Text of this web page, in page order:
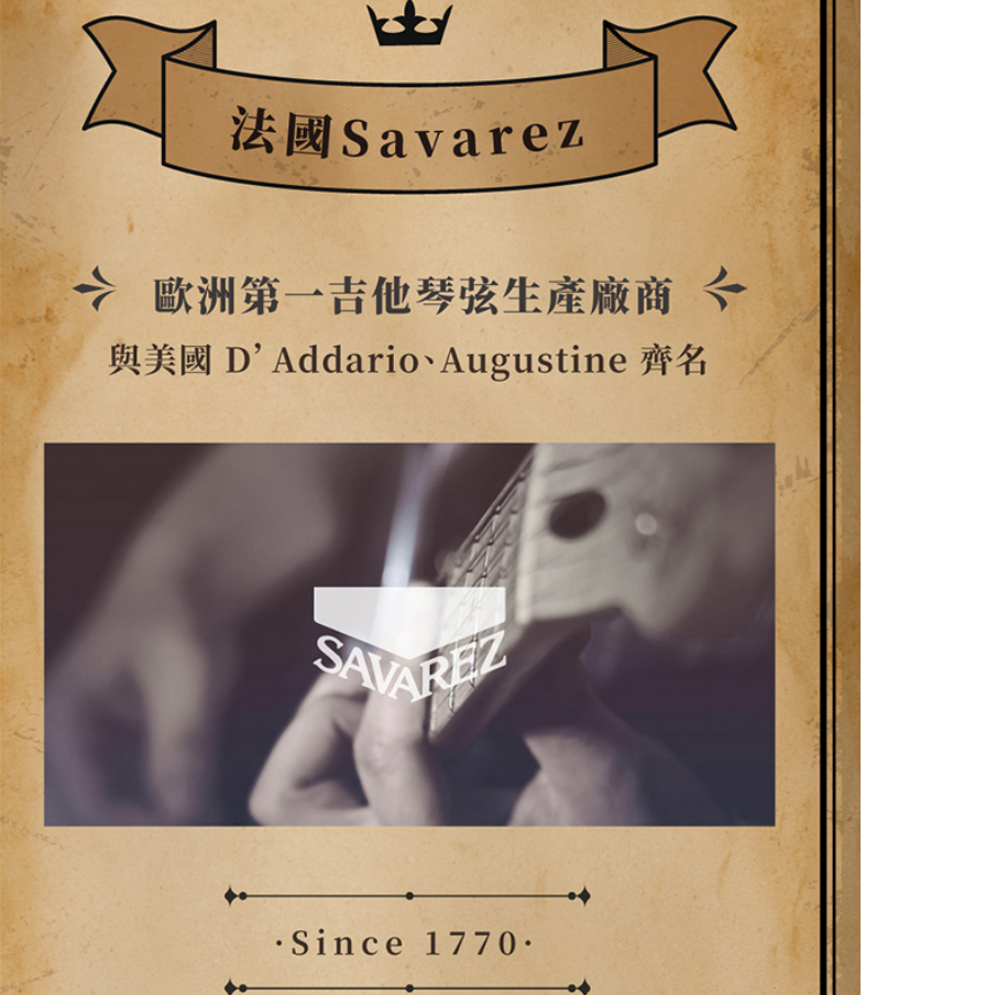
１．透過由恩沛科技股份有限公司提供之「AFTEE先享後付」服務完成之
交易，需依本服務之必要範圍內提供個人資料，並將交易相關給付款項請
求債權轉讓予恩沛科技股份有限公司。
２．關於個人資料處理事宜，請瀏覽以下網址：
https://aftee.tw/terms/#terms3
３．未成年的使用者請事先徵得法定代理人或監護人之同意方可使用
「AFTEE先享後付」，若未經同意申辦者引起之損失，本公司不負相關責
任。
４．使用「AFTEE先享後付」時，將依據個別帳號之用戶狀況，依本公司
即時審查核予不同之上限額度；若仍有額度不足之情形，本公司將視審查
５．嚴禁一人註冊多個帳號或使用他人資訊註冊。若發現惡意使用之情
形，恩沛科技股份有限公司將有權停止該用戶之使用額度並採取法律行
動。
宅配
每筆NT$105，滿NT$899(含以上)免運費
宅配 - 配件
每筆NT$80，滿NT$899(含以上)免運費
宅配 - 離島
每筆NT$80，滿NT$899(含以上)免運費
國家/地區配送 查看運費